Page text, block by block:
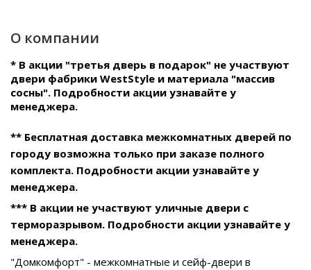
О компании
* В акции "третья дверь в подарок" не участвуют
двери фабрики WestStyle и материала "массив
сосны". Подробности акции узнавайте у
менеджера.
** Бесплатная доставка межкомнатных дверей по
городу возможна только при заказе полного
комплекта. Подробности акции узнавайте у
менеджера.
*** В акции не участвуют уличные двери с
терморазрывом. Подробности акции узнавайте у
менеджера.
"Домкомфорт" - межкомнатные и сейф-двери в